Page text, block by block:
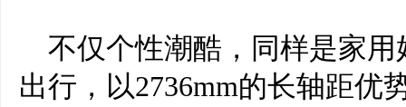
不仅个性潮酷，同样是家
出行，以2736mm的长轴距优